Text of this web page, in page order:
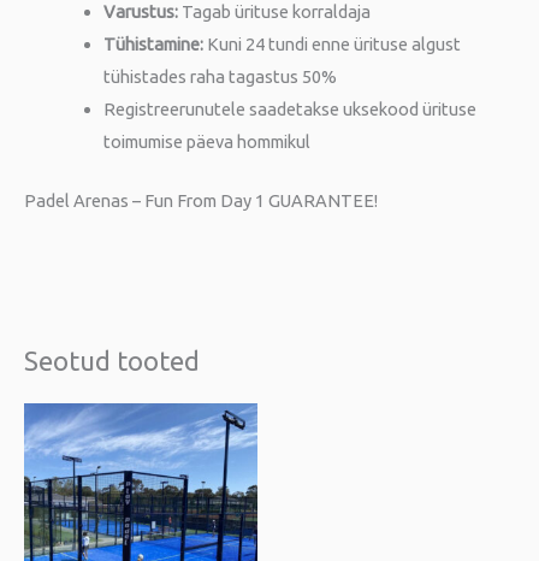
Varustus:Tagab ürituse korraldaja
Tühistamine:Kuni 24 tundi enne ürituse algust
tühistades raha tagastus 50%
Registreerunutele saadetakse uksekood ürituse
toimumise päeva hommikul
Padel Arenas – Fun From Day 1 GUARANTEE!
Seotud tooted
This
product
has
multiple
variants.